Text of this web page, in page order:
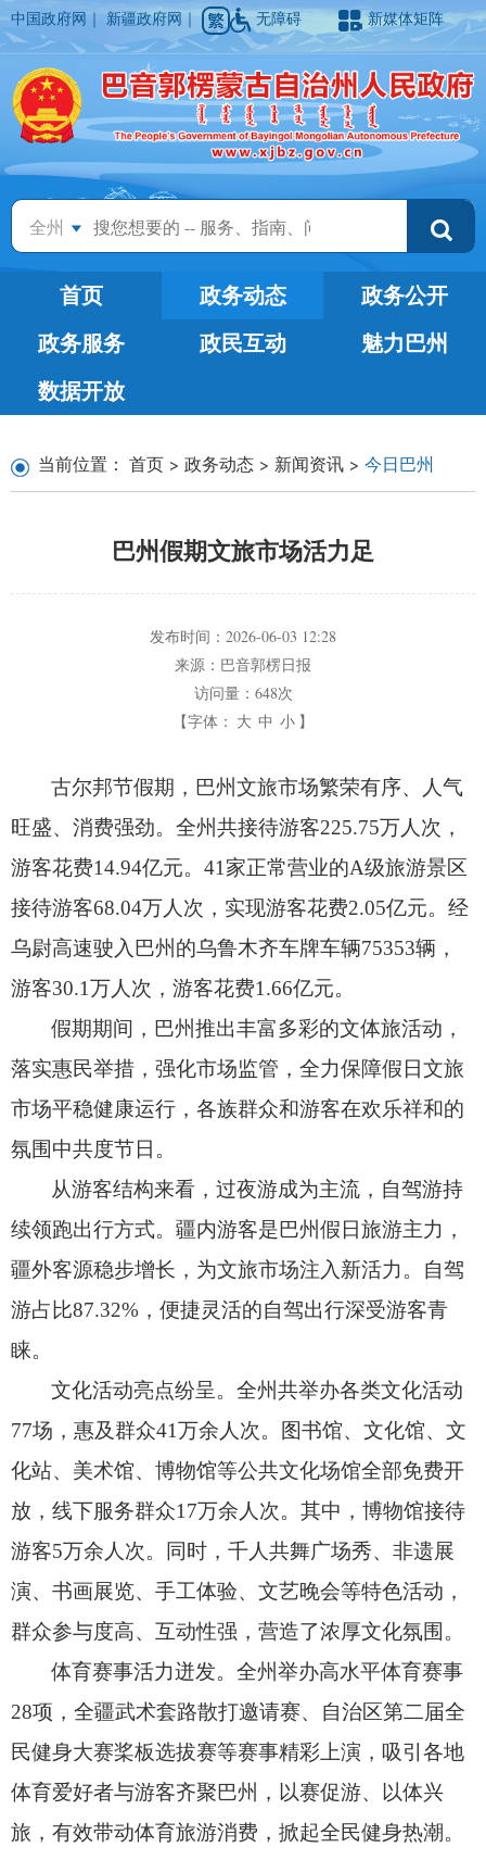
中国政府网 ｜新疆政府网 ｜ 无障碍 新媒体矩阵
全州
首页 政务动态
政务公开
政务服务
政民互动
魅力巴州
数据开放
当前位置： 首页 > 政务动态 > 新闻资讯 > 今日巴州
巴州假期文旅市场活力足
发布时间： 2026-06-03 12:28
来源： 巴音郭楞日报
访问量： 648次
【字体： 大 中 小 】
古尔邦节假期， 巴州文旅市场繁荣有序、
人气
旺盛、 消费强劲。 全州共接待游客225.75万人次，
游客花费14.94亿元。 41家正常营业的A级旅游景区
接待游客68.04万人次， 实现游客花费2.05亿元。 经
乌尉高速驶入巴州的乌鲁木齐车牌车辆75353辆，
游客30.1万人次， 游客花费1.66亿元。
假期期间， 巴州推出丰富多彩的文体旅活动，
落实惠民举措， 强化市场监管， 全力保障假日文旅
市场平稳健康运行， 各族群众和游客在欢乐祥和的
氛围中共度节日。
从游客结构来看，过夜游成为主流， 自驾游持
续领跑出行方式。 疆内游客是巴州假日旅游主力，
疆外客源稳步增长， 为文旅市场注入新活力。 自驾
游占比87.32%， 便捷灵活的自驾出行深受游客青
睐。
文化活动亮点纷呈。全州共举办各类文化活动
77场， 惠及群众41万余人次。 图书馆、 文化馆、 文
化站、 美术馆、 博物馆等公共文化场馆全部免费开
放， 线下服务群众17万余人次。 其中， 博物馆接待
游客5万余人次。
同时， 千人共舞广场秀、 非遗展
演、 书画展览、 手工体验、 文艺晚会等特色活动，
群众参与度高、 互动性强， 营造了浓厚文化氛围。
体育赛事活力迸发。全州举办高水平体育赛事
28项， 全疆武术套路散打邀请赛、 自治区第二届全
民健身大赛桨板选拔赛等赛事精彩上演， 吸引各地
体育爱好者与游客齐聚巴州， 以赛促游、
以体兴
旅， 有效带动体育旅游消费， 掀起全民健身热潮。